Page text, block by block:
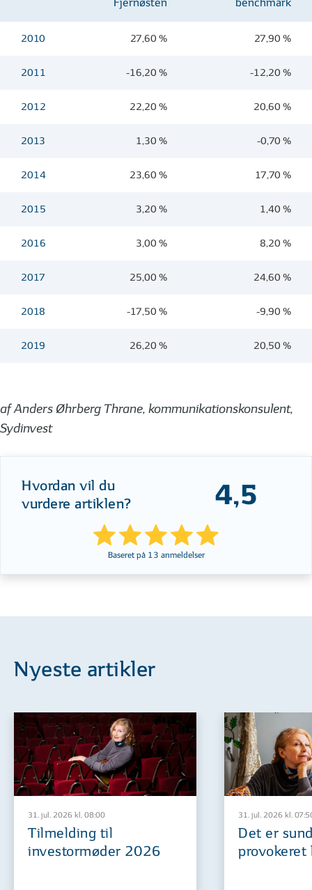
Fjernøsten benchmark
2010 27,60 % 27,90 %
2011 -16,20 % -12,20 %
2012 22,20 % 20,60 %
2013 1,30 % -0,70 %
2014 23,60 % 17,70 %
2015 3,20 % 1,40 %
2016 3,00 % 8,20 %
2017 25,00 % 24,60 %
2018 -17,50 % -9,90 %
2019 26,20 % 20,50 %
af Anders Øhrberg Thrane, kommunikationskonsulent,
Sydinvest
Hvordan vil du
vurdere artiklen?
4,5
Baseret på 13 anmeldelser
Nyeste artikler
31. jul. 2026 kl. 08:00
Tilmelding til
investormøder 2026
31. jul. 2026 kl.
Det er
provokeret